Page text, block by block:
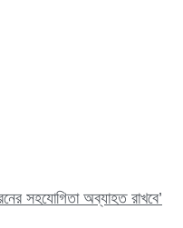
সহযোগিতা অব্যাহত রাখবে’